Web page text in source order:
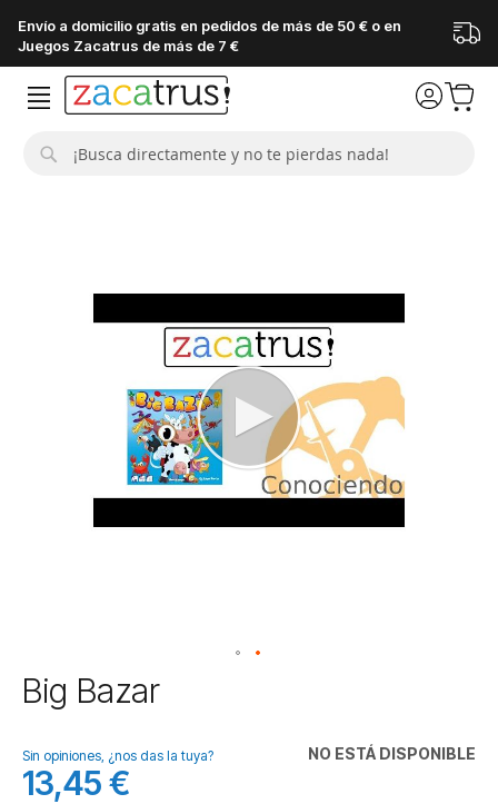
Envío a domicilio gratis en pedidos de más de 50 € o en
Juegos Zacatrus de más de 7 €
Saltar
al
de
la
galería
Big Bazar
NO ESTÁ DISPONIBLE
Sin opiniones, ¿nos das la tuya?
13,45 €